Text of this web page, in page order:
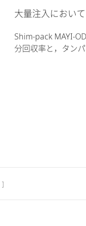
大量注入におい
Shim-pack MAYI-
分回収率と，タン
]